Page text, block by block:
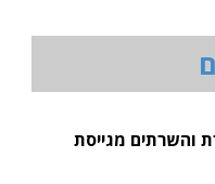
והשרתים מגייסת